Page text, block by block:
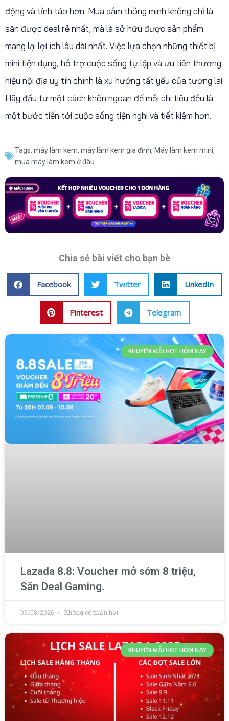
động và tỉnh táo hơn. Mua sắm thông minh không chỉ là
săn được deal rẻ nhất, mà là sở hữu được sản phẩm
mang lại lợi ích lâu dài nhất. Việc lựa chọn những thiết bị
mini tiện dụng, hỗ trợ cuộc sống tự lập và ưu tiên thương
hiệu nội địa uy tín chính là xu hướng tất yếu của tương lai.
Hãy đầu tư một cách khôn ngoan để mỗi chi tiêu đều là
một bước tiến tới cuộc sống tiện nghi và tiết kiệm hơn.
Tags: máy làm kem, máy làm kem gia đình, Máy làm kem mini,
mua máy làm kem ở đâu
Chia sẻ bài viết cho bạn bè
Facebook Twitter LinkedIn
Pinterest Telegram
KHUYẾN MÃI HOT HÔM NAY
Lazada 8.8: Voucher mở sớm 8 triệu,
Săn Deal Gaming.
05/08/2026 Không có phản hồi
KHUYẾN MÃI HOT HÔM NAY